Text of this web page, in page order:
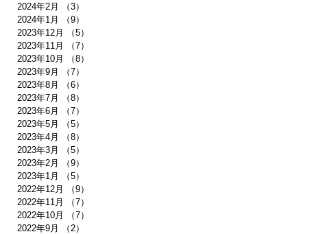
2024年2月
（3）
2024年1月
（9）
2023年12月
（5）
2023年11月
（7）
2023年10月
（8）
2023年9月
（7）
2023年8月
（6）
2023年7月
（8）
2023年6月
（7）
2023年5月
（5）
2023年4月
（8）
2023年3月
（5）
2023年2月
（9）
2023年1月
（5）
2022年12月
（9）
2022年11月
（7）
2022年10月
（7）
2022年9月
（2）